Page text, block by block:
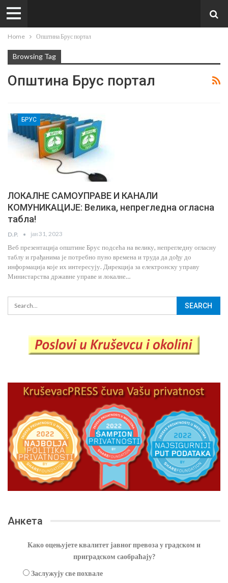
Home Општина Брус портал
Browsing Tag
Општина Брус портал
БРУС
ЛОКАЛНЕ САМОУПРАВЕ И КАНАЛИ
КОМУНИКАЦИЈЕ: Велика, непрегледна огласна
табла!
D.P. јан 31, 2023
Веб презентација општине Брус подсећа на велику, непрегледну огласну
таблу и грађанима је потребно пуно времена и труда да дођу до
информација које их интересују. Дирекција за електронску управу
Министарства државне управе и локалне…
Анкета
Како оцењујете квалитет јавног превоза у градском и
приградском саобраћају?
Заслужују све похвале